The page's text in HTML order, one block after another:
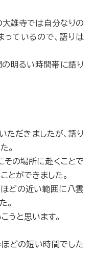
大雄寺では自分なりの
っているので、語りは
明るい時間帯に語り
ただきましたが、語り
。
その場所に赴くことで
とができました。
どの近い範囲に八雲
。
うと思います。
どの短い時間でした